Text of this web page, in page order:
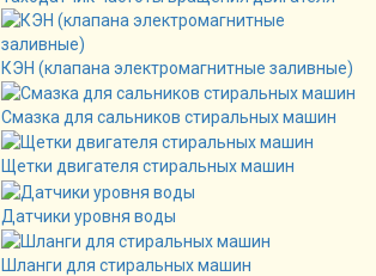
КЭН (клапана электромагнитные заливные)
Смазка для сальников стиральных машин
Щетки двигателя стиральных машин
Датчики уровня воды
Шланги для стиральных машин